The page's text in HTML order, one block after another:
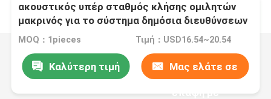
ακουστικός υπέρ σταθμός κλήσης ομιλητών
μακρινός για το σύστημα δημόσια διευθύνσεων
MOQ：1pieces Τιμή：USD16.54~20.54
Καλύτερη τιμή Μας ελάτε σε
επαφή με